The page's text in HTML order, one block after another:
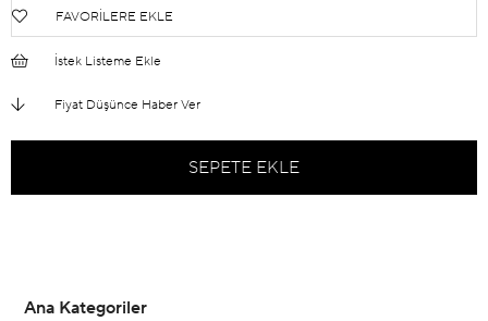
FAVORILERE EKLE
İstek Listeme Ekle
Fiyat Düşünce Haber Ver
Ana Kategoriler